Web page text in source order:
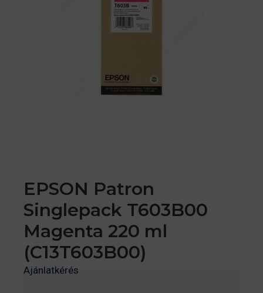
EPSON Patron
Singlepack T603B00
Magenta 220 ml
(C13T603B00)
Ajánlatkérés